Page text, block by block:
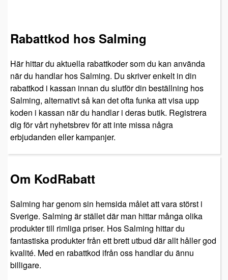
Rabattkod hos Salming
Här hittar du aktuella rabattkoder som du kan använda
när du handlar hos Salming. Du skriver enkelt in din
rabattkod i kassan innan du slutför din beställning hos
Salming, alternativt så kan det ofta funka att visa upp
koden i kassan när du handlar i deras butik. Registrera
dig för vårt nyhetsbrev för att inte missa några
erbjudanden eller kampanjer.
Om KodRabatt
Salming har genom sin hemsida målet att vara störst i
Sverige. Salming är stället där man hittar många olika
produkter till rimliga priser. Hos Salming hittar du
fantastiska produkter från ett brett utbud där allt håller god
kvalité. Med en rabattkod ifrån oss handlar du ännu
billigare.